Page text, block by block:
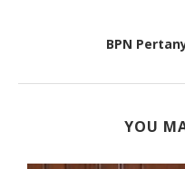
BPN
YOU